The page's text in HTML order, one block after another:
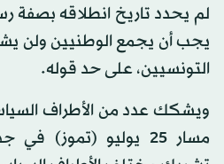
لم يحدد تاريخ انطلاقه بصفة
يجب أن يجمع الوطنيين ولن
التونسيين، على حد قوله.
ويشكك عدد من الأطراف
مسار 25 يوليو (تموز)